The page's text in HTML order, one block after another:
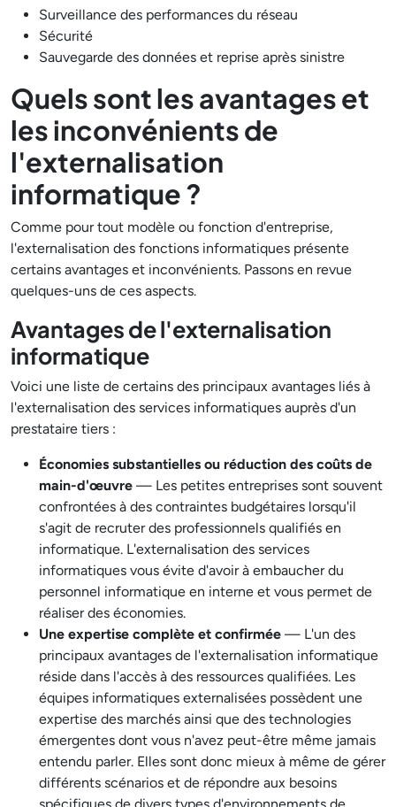
Surveillance des performances du réseau
Sécurité
Sauvegarde des données et reprise après sinistre
Quels sont les avantages et
les inconvénients de
l'externalisation
informatique ?
Comme pour tout modèle ou fonction d'entreprise,
l'externalisation des fonctions informatiques présente
certains avantages et inconvénients. Passons en revue
quelques-uns de ces aspects.
Avantages de l'externalisation
informatique
Voici une liste de certains des principaux avantages liés à
l'externalisation des services informatiques auprès d'un
prestataire tiers :
Économies substantielles ou réduction des coûts de
main-d'œuvre — Les petites entreprises sont souvent
confrontées à des contraintes budgétaires lorsqu'il
s'agit de recruter des professionnels qualifiés en
informatique. L'externalisation des services
informatiques vous évite d'avoir à embaucher du
personnel informatique en interne et vous permet de
réaliser des économies.
Une expertise complète et confirmée — L'un des
principaux avantages de l'externalisation informatique
réside dans l'accès à des ressources qualifiées. Les
équipes informatiques externalisées possèdent une
expertise des marchés ainsi que des technologies
émergentes dont vous n'avez peut-être même jamais
entendu parler. Elles sont donc mieux à même de gérer
différents scénarios et de répondre aux besoins